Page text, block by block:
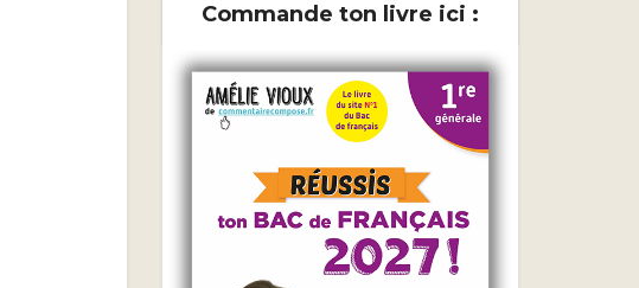
Commande ton livre ici :